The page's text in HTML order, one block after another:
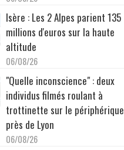
Isère : Les 2 Alpes parient 135
millions d'euros sur la haute
altitude
06/08/26
"Quelle inconscience" : deux
individus filmés roulant à
trottinette sur le périphérique
près de Lyon
06/08/26